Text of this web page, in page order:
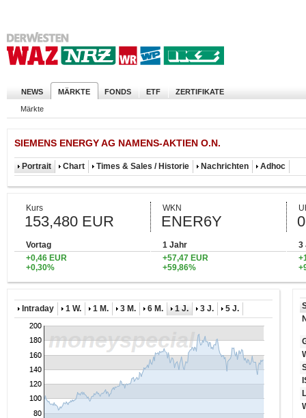
NEWS MÄRKTE FONDS ETF ZERTIFIKATE
Märkte
SIEMENS ENERGY AG NAMENS-AKTIEN O.N.
Portrait Chart Times & Sales / Historie Nachrichten Adhoc
Kurs
153,480 EUR
WKN
ENER6Y
Vortag 1 Jahr
3
+0,46 EUR
+0,30%
+57,47 EUR
+59,86%
Intraday 1 W. 1 M. 3 M. 6 M. 1 J. 3 J. 5 J.